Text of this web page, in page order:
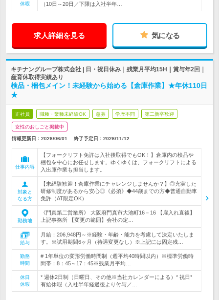
休暇
（10日～20日／下限は入社半年…
求人詳細を見る 気になる
キチナングループ株式会社 | 日・祝日休み｜残業月平均15H｜賞与年2回｜
産育休取得実績あり
検品・梱包メイン！未経験から始める【倉庫作業】★年休110日
★
正社員 職種・業種未経験OK 急募 学歴不問 第二新卒歓迎
女性のおしごと掲載中
情報更新日：2026/06/01 終了予定日： 2026/11/12
仕事内容
【フォークリフト免許は入社後取得でもOK！】倉庫内の検品や
梱包を中心にお任せします。ゆくゆくは、フォークリフトによる
入出庫作業も担当します。
対象と
なる方
【未経験歓迎！倉庫作業にチャレンジしませんか？】◎充実した
研修制度があるから安心◎《必須》◆44歳までの方◆普通自動車
免許（AT限定OK）
勤務地
《門真第二営業所》 大阪府門真市大池町16－16 【雇入れ直後】
上記事務所 【変更の範囲】会社の定…
給与
月給：206,948円～※経験・年齢・能力を考慮して決定いたしま
す。※試用期間6ヶ月（待遇変更なし）※上記には固定残…
勤務
時間
# 1年単位の変形労働時間制（週平均40時間以内）※標準労働時
間帯：8：45～17：45※残業月平均…
休日
休暇
* 週休2日制（日曜日、その他※当社カレンダーによる）* 祝日*
有給休暇（入社半年経過後より付与／…